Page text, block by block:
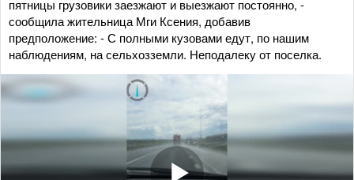
пятницы грузовики заезжают и выезжают постоянно, -
сообщила жительница Мги Ксения, добавив
предположение: - С полными кузовами едут, по нашим
наблюдениям, на сельхозземли. Неподалеку от поселка.